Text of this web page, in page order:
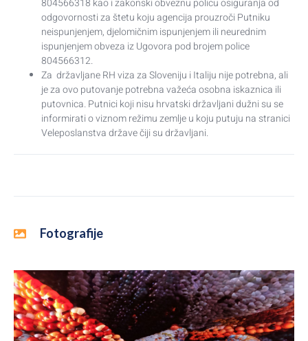
804566318 kao i zakonski obveznu policu osiguranja od
odgovornosti za štetu koju agencija prouzroči Putniku
neispunjenjem, djelomičnim ispunjenjem ili neurednim
ispunjenjem obveza iz Ugovora pod brojem police
804566312.
Za državljane RH viza za Sloveniju i Italiju nije potrebna, ali
je za ovo putovanje potrebna važeća osobna iskaznica ili
putovnica. Putnici koji nisu hrvatski državljani dužni su se
informirati o viznom režimu zemlje u koju putuju na stranici
Veleposlanstva države čiji su državljani.
Fotografije